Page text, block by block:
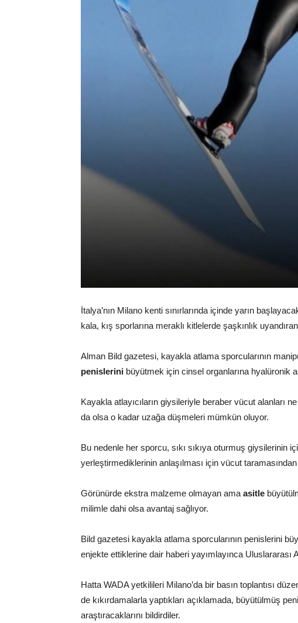
İtalya’nın Milano kenti sınırlarında içinde yarın
kala, kış sporlarına meraklı kitlelerde şaşkınlık
Alman Bild gazetesi, kayakla atlama sporcularının
penislerini büyütmek için cinsel organlarına hyalüronik
Kayakla atlayıcıların giysileriyle beraber vücut alanları
da olsa o kadar uzağa düşmeleri mümkün oluyor.
Bu nedenle her sporcu, sıkı sıkıya oturmuş giysilerinin
yerleştirmediklerinin anlaşılması için vücut
Görünürde ekstra malzeme olmayan ama asitle
milimle dahi olsa avantaj sağlıyor.
Bild gazetesi kayakla atlama sporcularının penislerini
enjekte ettiklerine dair haberi yayımlayınca Uluslararası
Hatta WADA yetkilileri Milano’da bir basın toplantısı
de kıkırdamalarla yaptıkları açıklamada, büyütülmüş
araştıracaklarını bildirdiler.